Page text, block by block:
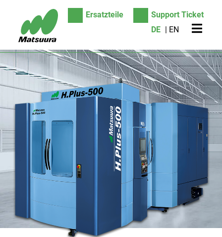
Ersatzteile
Support Ticket
DE
EN
Suche
Produkte
5-Achsen-Bearbeitungszentren
Vertikale-Bearbeitungszentren
Horizontal-Bearbeitungszentren
Automatisierung/Fertigungszellen
Additive Manufacturing